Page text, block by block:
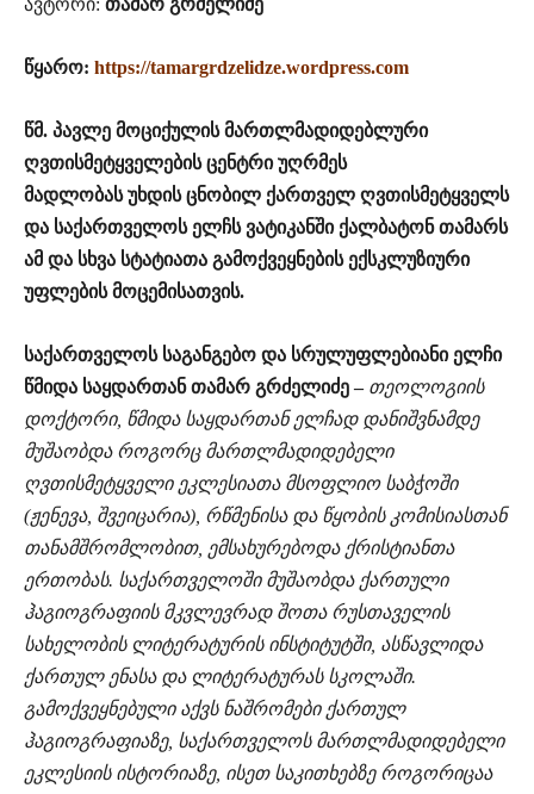
ავტორი: თამარ გრძელიძე
წყარო: https://tamargrdzelidze.wordpress.com
წმ. პავლე მოციქულის მართლმადიდებლური
ღვთისმეტყველების ცენტრი უღრმეს
მადლობას უხდის ცნობილ ქართველ ღვთისმეტყველს
და საქართველოს ელჩს ვატიკანში ქალბატონ თამარს
ამ და სხვა სტატიათა გამოქვეყნების ექსკლუზიური
უფლების მოცემისათვის.
საქართველოს საგანგებო და სრულუფლებიანი ელჩი
წმიდა საყდართან თამარ გრძელიძე – თეოლოგიის
დოქტორი, წმიდა საყდართან ელჩად დანიშვნამდე
მუშაობდა როგორც მართლმადიდებელი
ღვთისმეტყველი ეკლესიათა მსოფლიო საბჭოში
(ჟენევა, შვეიცარია), რწმენისა და წყობის კომისიასთან
თანამშრომლობით, ემსახურებოდა ქრისტიანთა
ერთობას. საქართველოში მუშაობდა ქართული
ჰაგიოგრაფიის მკვლევრად შოთა რუსთაველის
სახელობის ლიტერატურის ინსტიტუტში, ასწავლიდა
ქართულ ენასა და ლიტერატურას სკოლაში.
გამოქვეყნებული აქვს ნაშრომები ქართულ
ჰაგიოგრაფიაზე, საქართველოს მართლმადიდებელი
ეკლესიის ისტორიაზე, ისეთ საკითხებზე როგორიცაა